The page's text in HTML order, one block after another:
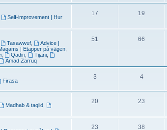
Self-improvement | Hur
17 19
Tasawwuf
Advice |
| Etapper på vägen,
Qadiri, Tijani,
Amad Zarruq
51 66
Firasa
3 4
Madhab & taqlid
20 23
23 38